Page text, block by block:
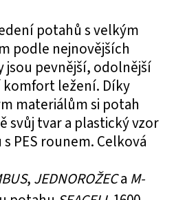
potahů s velkým
podle nejnovějších
pevnější, odolnější
komfort ležení. Díky
materiálům si potah
svůj tvar a plastický vzor
PES rounem. Celková
, JEDNOROŽECa M-